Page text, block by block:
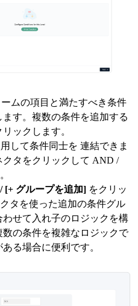
ムの項目と満たすべき条件
す。複数の条件を追加する
ックします。
して条件同士を 連結できま
タをクリックして AND /
[+ グループを追加] をクリッ
タを使った追加の条件グル
せて入れ子のロジックを構
の条件を複雑なロジックで
る場合に便利です。